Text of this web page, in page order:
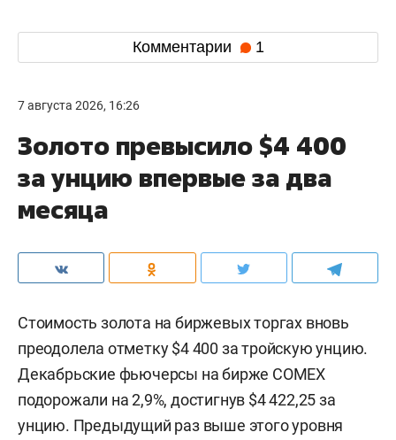
Комментарии 1
7 августа 2026, 16:26
Золото превысило $4 400
за унцию впервые за два
месяца
Стоимость золота на биржевых торгах вновь
преодолела отметку $4 400 за тройскую унцию.
Декабрьские фьючерсы на бирже COMEX
подорожали на 2,9%, достигнув $4 422,25 за
унцию. Предыдущий раз выше этого уровня